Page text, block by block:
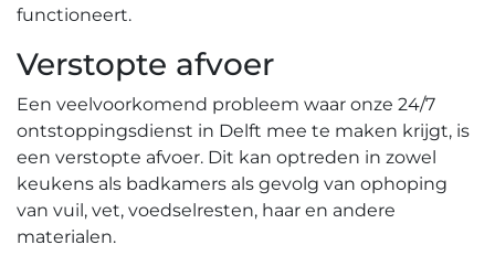
functioneert.​
Verstopte afvoer
Een veelvoorkomend probleem waar onze 24/7
ontstoppingsdienst in Delft mee te maken krijgt, is
een verstopte afvoer.​ Dit kan optreden in zowel
keukens als badkamers als gevolg van ophoping
van vuil, vet, voedselresten, haar en andere
materialen.​